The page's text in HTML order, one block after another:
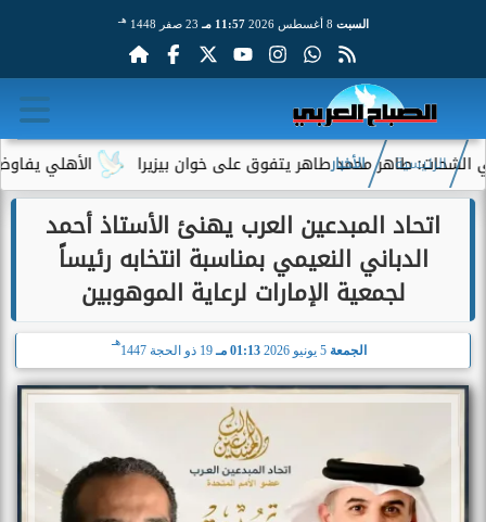
السبت 11:57 مـ 23 صفر 1448 هـ
الأهلي يفاوض أحمد طاهر محمد طاهر يتفوق على خوان بيزيرا
الرئيسية الأخبار
اتحاد المبدعين العرب يهنئ الأستاذ أحمد
الدباني النعيمي بمناسبة انتخابه رئيساً
لجمعية الإمارات لرعاية الموهوبين
الجمعة 5 يونيو 2026 01:13 مـ 19 ذو الحجة 1447
هـ